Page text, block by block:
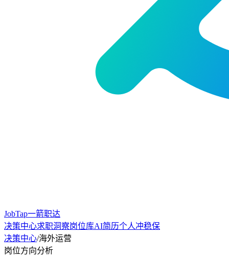
JobTap一箭职达
决策中心求职洞察岗位库AI简历个人冲稳保
决策中心/海外运营
岗位方向分析